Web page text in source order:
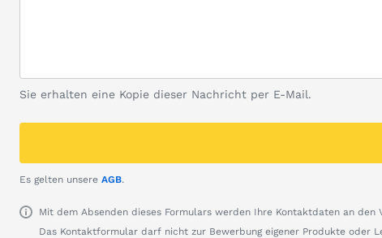
Sie erhalten eine Kopie dieser Nachricht per E-Mail.
Es gelten unsere AGB.
Mit dem Absenden dieses Formulars werden Ihre Kontaktdaten an
Das Kontaktformular darf nicht zur Bewerbung eigener Produkte oder